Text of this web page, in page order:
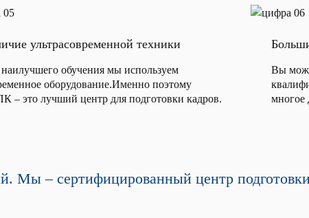
ультрасовременной техники
обучения мы используем
оборудование.Именно поэтому
– это лучший центр для подготовки кадров.
Вы
многое
Мы – сертифицированный центр